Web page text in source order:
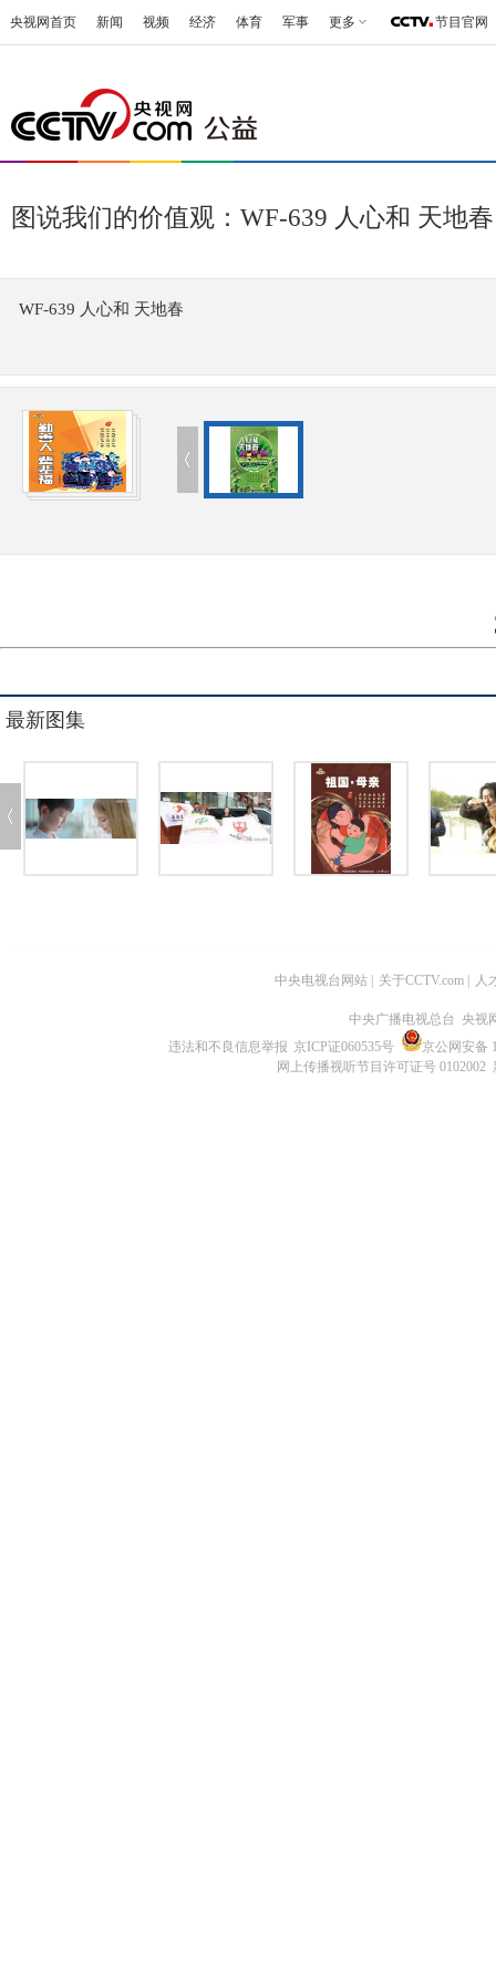
央视网首页 新闻 视频 经济 体育 军事 更多 节目官网
图说我们的价值观：WF-639 人心和 天地春
WF-639 人心和 天地春
最新图集
中央电视台网站 关于CCTV.com 人
中央广播电视总台 央视
违法和不良信息举报 京ICP证060535号
京公网安备
网上传播视听节目许可证号 0102002